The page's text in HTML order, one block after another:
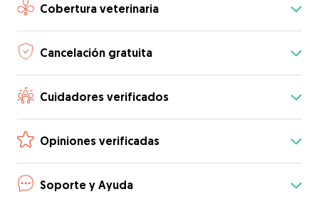
Cobertura veterinaria
Cancelación gratuita
Cuidadores verificados
Opiniones verificadas
Soporte y Ayuda